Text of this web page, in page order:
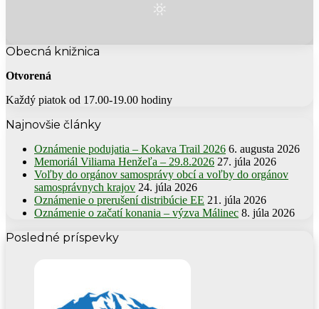
Obecná knižnica
Otvorená
Každý piatok od 17.00-19.00 hodiny
Najnovšie články
Oznámenie podujatia – Kokava Trail 2026 6. augusta 2026
Memoriál Viliama Henžeľa – 29.8.2026 27. júla 2026
Voľby do orgánov samosprávy obcí a voľby do orgánov
samosprávnych krajov 24. júla 2026
Oznámenie o prerušení distribúcie EE 21. júla 2026
Oznámenie o začatí konania – výzva Málinec 8. júla 2026
Posledné príspevky